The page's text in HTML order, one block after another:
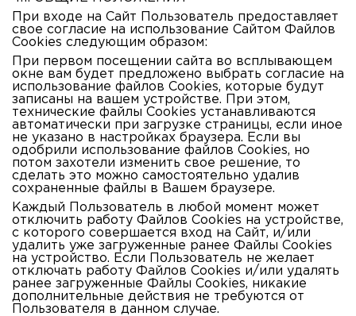
При входе на Сайт Пользователь предоставляет
свое согласие на использование Сайтом Файлов
Cookies следующим образом:
При первом посещении сайта во всплывающем
окне вам будет предложено выбрать согласие на
использование файлов Cookies, которые будут
записаны на вашем устройстве. При этом,
технические файлы Cookies устанавливаются
автоматически при загрузке страницы, если иное
не указано в настройках браузера. Если вы
одобрили использование файлов Cookies, но
потом захотели изменить свое решение, то
сделать это можно самостоятельно удалив
сохраненные файлы в Вашем браузере.
Каждый Пользователь в любой момент может
отключить работу Файлов Cookies на устройстве,
с которого совершается вход на Сайт, и/или
удалить уже загруженные ранее Файлы Cookies
на устройство. Если Пользователь не желает
отключать работу Файлов Cookies и/или удалять
ранее загруженные Файлы Cookies, никакие
дополнительные действия не требуются от
Пользователя в данном случае.